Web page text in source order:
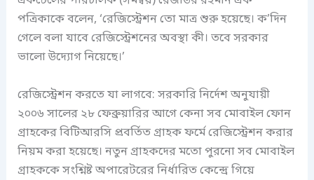
পত্রিকাকে বলেন, ‘রেজিস্ট্রেশন তো মাত্র শুরু হয়েছে। ক’দিন
গেলে বলা যাবে রেজিস্ট্রেশনের অবস্থা কী। তবে সরকার
ভালো উদ্যোগ নিয়েছে।’
রেজিস্ট্রেশন করতে যা লাগবে: সরকারি নির্দেশ অনুযায়ী
২০০৬ সালের ২৮ ফেব্রুয়ারির আগে কেনা সব মোবাইল ফোন
গ্রাহকের বিটিআরসি প্রবর্তিত গ্রাহক ফর্মে রেজিস্ট্রেশন করার
নিয়ম করা হয়েছে। নতুন গ্রাহকদের মতো পুরনো সব মোবাইল
গ্রাহককে সংশ্নিষ্ট অপারেটরের নির্ধারিত কেন্দ্রে গিয়ে